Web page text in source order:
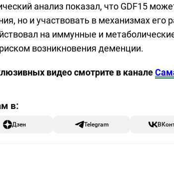
анализ показал, что GDF15
но и участвовать в механизмах его
на иммунные и
возникновения деменции.
видео смотрите в канале
Дзен Telegram